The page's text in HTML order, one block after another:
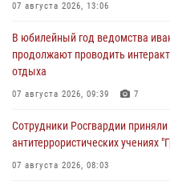
07 августа 2026, 13:06
В юбилейный год ведомства
продолжают проводить
отдыха
07 августа 2026, 09:39 7
Сотрудники Росгвардии
антитеррористических учениях
07 августа 2026, 08:03